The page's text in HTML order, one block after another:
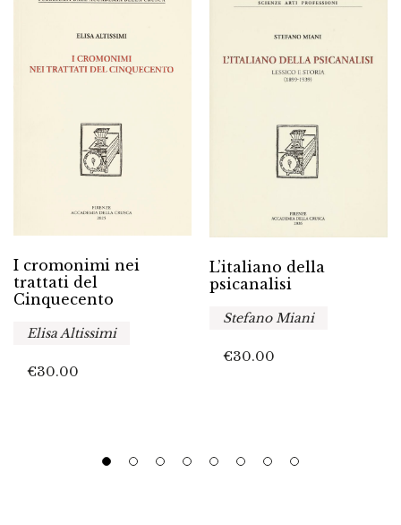
I cromonimi nei
trattati del
Cinquecento
Elisa Altissimi
€30.00
L’italiano della
psicanalisi
Stefano Miani
€30.00